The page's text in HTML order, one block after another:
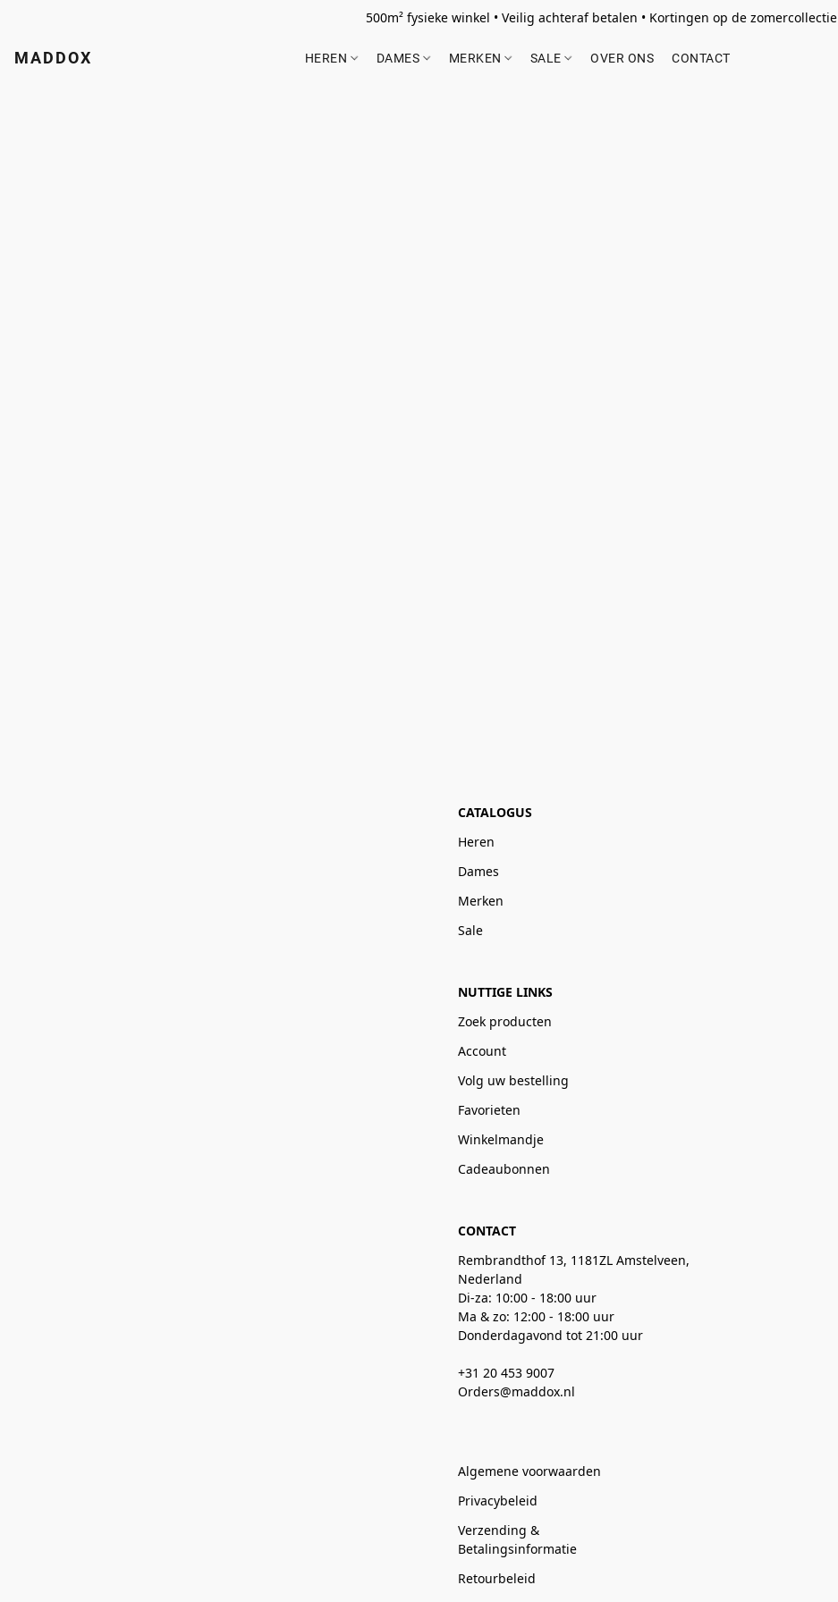
500m² fysieke winkel • Veilig achteraf betalen • Kortingen op de zomercollectie
MADDOX HEREN DAMES MERKEN SALE OVER ONS CONTACT
CATALOGUS
Heren
Dames
Merken
Sale
NUTTIGE LINKS
Zoek producten
Account
Volg uw bestelling
Favorieten
Winkelmandje
Cadeaubonnen
CONTACT
Rembrandthof 13, 1181ZL Amstelveen,
Nederland
Di-za: 10:00 - 18:00 uur
Ma & zo: 12:00 - 18:00 uur
Donderdagavond tot 21:00 uur
+31 20 453 9007
Orders@maddox.nl
Algemene voorwaarden
Privacybeleid
Verzending &
Betalingsinformatie
Retourbeleid